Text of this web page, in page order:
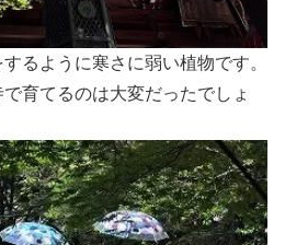
るように寒さに弱い植物です。
育てるのは大変だったでしょ